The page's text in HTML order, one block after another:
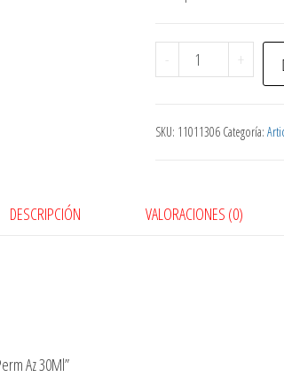
-
Tinta
Edding
Az
+
SKU: 11011306 Categoría:
DESCRIPCIÓN VALORACIONES (0)
Az 30Ml”